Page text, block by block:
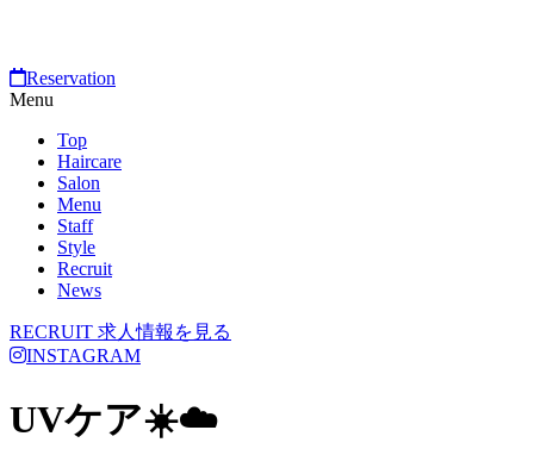
Reservation
Menu
Top
Haircare
Salon
Menu
Staff
Style
Recruit
News
RECRUIT 求人情報を見る
INSTAGRAM
UVケア☀️☁️